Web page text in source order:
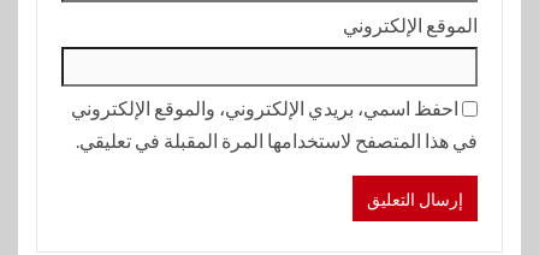
الموقع الإلكتروني
احفظ اسمي، بريدي الإلكتروني، والموقع الإلكتروني
في هذا المتصفح لاستخدامها المرة المقبلة في تعليقي.